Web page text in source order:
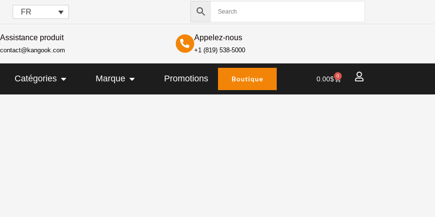
FR
Assistance produit
contact@kangook.com
Appelez-nous
+1 (819) 538-5000
KANGOOK
Catégories OUVRIR CATÉGORIES
Marque OUVRIR MARQUE
Promotions Boutique 0.00$ 0
Panier